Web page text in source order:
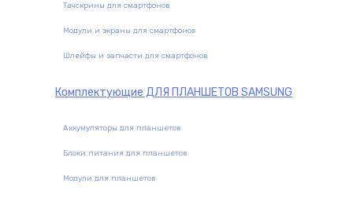
Тачскрины для смартфонов
Модули и экраны для смартфонов
Шлейфы и запчасти для смартфонов
Комплектующие ДЛЯ ПЛАНШЕТОВ SAMSUNG
Аккумуляторы для планшетов
Блоки питания для планшетов
Модули для планшетов